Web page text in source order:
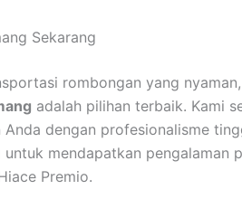
Sekarang
rombongan yang
adalah pilihan terbaik. Kami
dengan profesionalisme
mendapatkan pengalaman
Premio.